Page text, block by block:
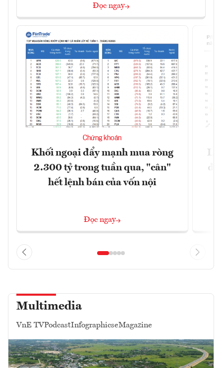
Đọc ngay
Chứng khoán
Khối ngoại đẩy mạnh mua ròng
2.300 tỷ trong tuần qua, "cân"
hết lệnh bán của vốn nội
Đọc ngay
Multimedia
VnE TVPodcastInfographicseMagazine